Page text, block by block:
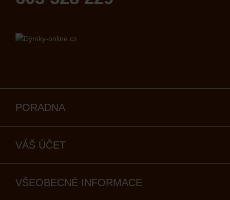
PORADNA
VÁŠ ÚČET
VŠEOBECNÉ INFORMACE